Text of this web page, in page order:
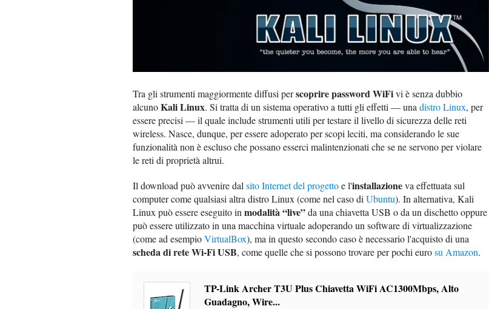
Tra gli strumenti maggiormente diffusi perscoprire password WiFivi è senza dubbio
alcunoKali Linux. Si tratta di un sistema operativo a tutti gli effetti — una distro Linux, per
essere precisi — il quale include strumenti utili per testare il livello di sicurezza delle reti
wireless. Nasce, dunque, per essere adoperato per scopi leciti, ma considerando le sue
funzionalità non è escluso che possano esserci malintenzionati che se ne servono per violare
le reti di proprietà altrui.
Il download può avvenire dal sito Internet del progettoe l'installazioneva effettuata sul
computer come qualsiasi altra distro Linux (come nel caso di Ubuntu). In alternativa, Kali
Linux può essere eseguito in modalità “live”da una chiavetta USB o da un dischetto oppure
può essere utilizzato in una macchina virtuale adoperando un software di virtualizzazione
(come ad esempioVirtualBox), ma in questo secondo caso è necessario l'acquisto di una
scheda di rete Wi-Fi USB, come quelle che si possono trovare per pochi eurosu Amazon.
TP-Link Archer T3U Plus Chiavetta WiFi AC1300Mbps, Alto
Guadagno, Wire...